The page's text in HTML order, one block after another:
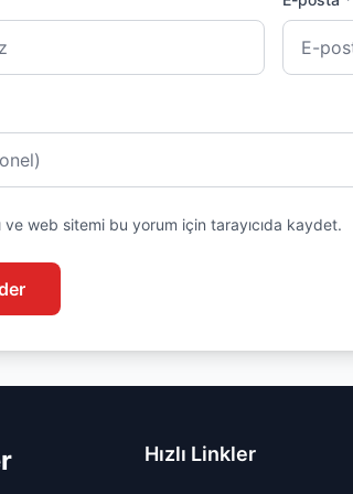
ve web sitemi bu yorum için tarayıcıda kaydet.
Hızlı Linkler